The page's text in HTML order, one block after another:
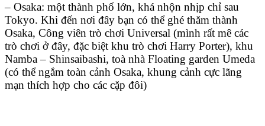
– Osaka: một thành phố lớn, khá nhộn nhịp chỉ sau
Tokyo. Khi đến nơi đây bạn có thể ghé thăm thành
Osaka, Công viên trò chơi Universal (mình rất mê các
trò chơi ở đây, đặc biệt khu trò chơi Harry Porter), khu
Namba – Shinsaibashi, toà nhà Floating garden Umeda
(có thể ngắm toàn cảnh Osaka, khung cảnh cực lãng
mạn thích hợp cho các cặp đôi)